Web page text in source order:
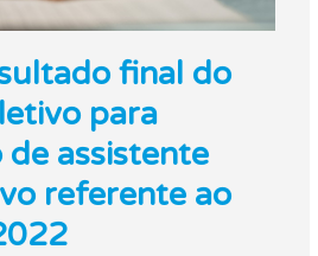
final do
para
assistente
referente ao